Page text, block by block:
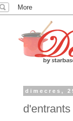
dimecres,